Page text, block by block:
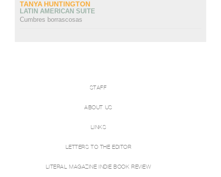
TANYA HUNTINGTON
LATIN AMERICAN SUITE
Cumbres borrascosas
STAFF
ABOUT US
LINKS
LETTERS TO THE EDITOR
LITERAL MAGAZINE INDIE BOOK REVIEW